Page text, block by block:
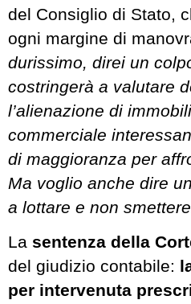
del Consiglio di Stato,
ogni margine di
durissimo, direi un
costringerà a valutare
l’alienazione di
commerciale
di maggioranza per
Ma voglio anche dire
a lottare e non
La sentenza della
del giudizio contabile:
per intervenuta